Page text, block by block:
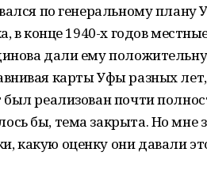
по генеральному
в конце 1940-х годов
дали ему
карты Уфы разных
реализован почти
бы, тема закрыта. Но мне
какую оценку они давали